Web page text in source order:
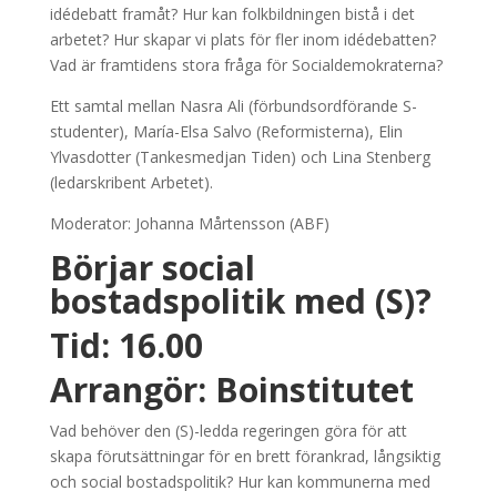
idédebatt framåt? Hur kan folkbildningen bistå i det
arbetet? Hur skapar vi plats för fler inom idédebatten?
Vad är framtidens stora fråga för Socialdemokraterna?
Ett samtal mellan Nasra Ali (förbundsordförande S-
studenter), María-Elsa Salvo (Reformisterna), Elin
Ylvasdotter (Tankesmedjan Tiden) och Lina Stenberg
(ledarskribent Arbetet).
Moderator: Johanna Mårtensson (ABF)
Börjar social
bostadspolitik med (S)?
Tid: 16.00
Arrangör: Boinstitutet
Vad behöver den (S)-ledda regeringen göra för att
skapa förutsättningar för en brett förankrad, långsiktig
och social bostadspolitik? Hur kan kommunerna med